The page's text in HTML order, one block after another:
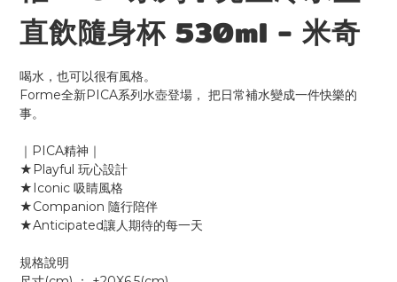
直飲隨身杯 530ml - 米奇
喝水，也可以很有風格。
Forme全新PICA系列水壺登場， 把日常補水變成一件快樂的
事。
｜PICA精神｜
★Playful 玩心設計
★Iconic 吸睛風格
★Companion 隨行陪伴
★Anticipated讓人期待的每一天
規格說明